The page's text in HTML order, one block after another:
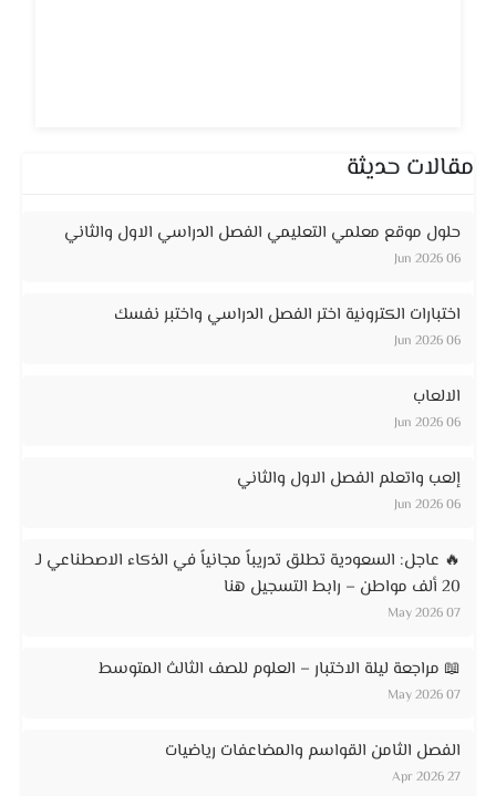
مقالات حديثة
حلول موقع معلمي التعليمي الفصل الدراسي الاول والثاني
06 Jun 2026
اختبارات الكترونية اختر الفصل الدراسي واختبر نفسك
06 Jun 2026
الالعاب
06 Jun 2026
إلعب واتعلم الفصل الاول والثاني
06 Jun 2026
🔥 عاجل: السعودية تطلق تدريباً مجانياً في الذكاء الاصطناعي لـ
20 ألف مواطن – رابط التسجيل هنا
07 May 2026
📖 مراجعة ليلة الاختبار – العلوم للصف الثالث المتوسط
07 May 2026
الفصل الثامن القواسم والمضاعفات رياضيات
27 Apr 2026